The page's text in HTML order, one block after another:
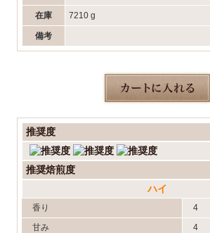
在庫 7210 g
備考
推奨度
推奨焙煎度
ハイ
香り
4
甘み
4